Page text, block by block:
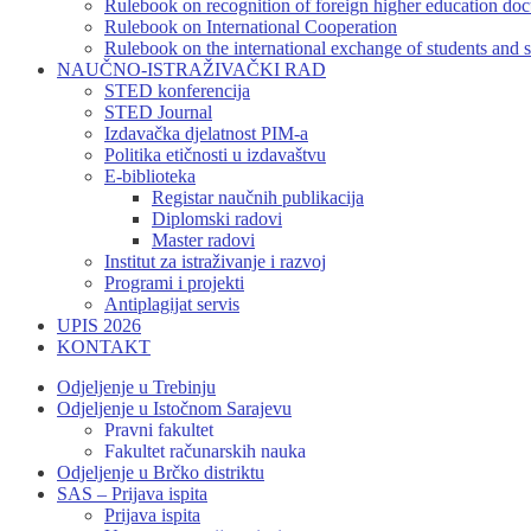
Rulebook on recognition of foreign higher education
Rulebook on International Cooperation
Rulebook on the international exchange of students and
NAUČNO-ISTRAŽIVAČKI RAD
STED konferencija
STED Journal
Izdavačka djelatnost PIM-a
Politika etičnosti u izdavaštvu
E-biblioteka
Registar naučnih publikacija
Diplomski radovi
Master radovi
Institut za istraživanje i razvoj
Programi i projekti
Antiplagijat servis
UPIS 2026
KONTAKT
Odjeljenje u Trebinju
Odjeljenje u Istočnom Sarajevu
Pravni fakultet
Fakultet računarskih nauka
Odjeljenje u Brčko distriktu
SAS – Prijava ispita
Prijava ispita